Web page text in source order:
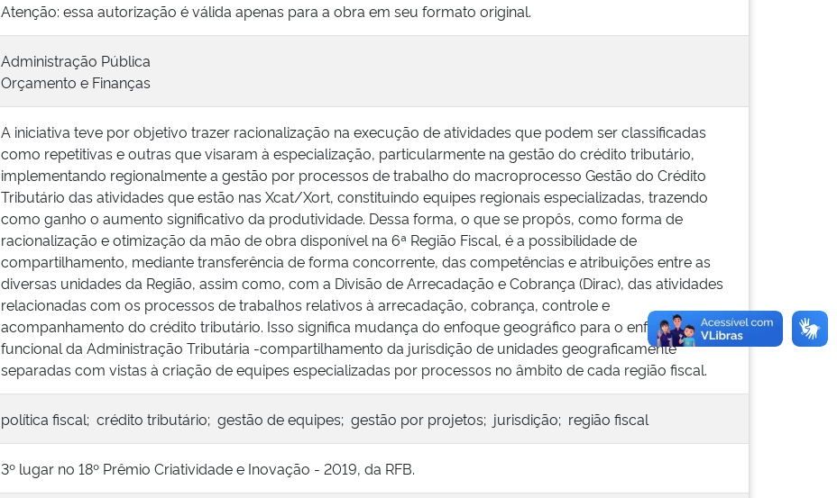
Atenção: essa autorização é válida apenas para a obra em seu formato original.
Administração Pública
Orçamento e Finanças
A iniciativa teve por objetivo trazer racionalização na execução de atividades que podem ser classificadas
como repetitivas e outras que visaram à especialização, particularmente na gestão do crédito tributário,
implementando regionalmente a gestão por processos de trabalho do macroprocesso Gestão do Crédito
Tributário das atividades que estão nas Xcat/Xort, constituindo equipes regionais especializadas, trazendo
como ganho o aumento significativo da produtividade. Dessa forma, o que se propôs, como forma de
racionalização e otimização da mão de obra disponível na 6ª Região Fiscal, é a possibilidade de
compartilhamento, mediante transferência de forma concorrente, das competências e atribuições entre as
diversas unidades da Região, assim como, com a Divisão de Arrecadação e Cobrança (Dirac), das atividades
relacionadas com os processos de trabalhos relativos à arrecadação, cobrança, controle e
acompanhamento do crédito tributário. Isso significa mudança do enfoque geográfico para o enfoque
funcional da Administração Tributária -compartilhamento da jurisdição de unidades geograficamente
separadas com vistas à criação de equipes especializadas por processos no âmbito de cada região fiscal.
política fiscal; crédito tributário; gestão de equipes; gestão por projetos; jurisdição; região fiscal
3º lugar no 18º Prêmio Criatividade e Inovação - 2019, da RFB.